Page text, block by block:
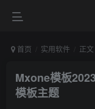
首页 实用软件 正文
Mxone模板
模板主题